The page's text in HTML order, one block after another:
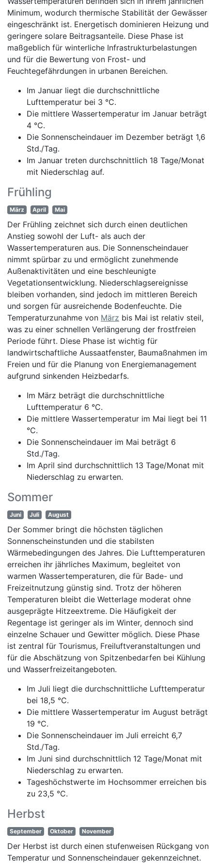
Minimum, wodurch thermische Stabilität der Gewässer
eingeschränkt ist. Energetisch dominieren Heizung und
geringere solare Beitragsanteile. Diese Phase ist
maßgeblich für winterliche Infrastrukturbelastungen
und für die Bewertung von Frost- und
Feuchtegefährdungen in urbanen Bereichen.
Im Januar liegt die durchschnittliche
Lufttemperatur bei 3 °C.
Die mittlere Wassertemperatur im Januar beträgt
4 °C.
Die Sonnenscheindauer im Dezember beträgt 1,6
Std./Tag.
Im Januar treten durchschnittlich 18 Tage/Monat
mit Niederschlag auf.
Frühling
März April Mai
Der Frühling zeichnet sich durch einen deutlichen
Anstieg sowohl der Luft- als auch der
Wassertemperaturen aus. Die Sonnenscheindauer
nimmt spürbar zu und ermöglicht zunehmende
Außenaktivitäten und eine beschleunigte
Vegetationsentwicklung. Niederschlagsereignisse
bleiben vorhanden, sind jedoch im mittleren Bereich
und sorgen für ausreichende Bodenfeuchte. Die
Temperaturzunahme von März bis Mai ist relativ steil,
was zu einer schnellen Verlängerung der frostfreien
Periode führt. Diese Phase ist wichtig für
landwirtschaftliche Aussaatfenster, Baumaßnahmen im
Freien und für die Planung von Energiemanagement
aufgrund sinkenden Heizbedarfs.
Im März beträgt die durchschnittliche
Lufttemperatur 6 °C.
Die mittlere Wassertemperatur im Mai liegt bei 11
°C.
Die Sonnenscheindauer im Mai beträgt 6
Std./Tag.
Im April sind durchschnittlich 13 Tage/Monat mit
Niederschlag zu erwarten.
Sommer
Juni Juli August
Der Sommer bringt die höchsten täglichen
Sonnenscheinstunden und die stabilsten
Wärmebedingungen des Jahres. Die Lufttemperaturen
erreichen ihr jährliches Maximum, begleitet von
warmen Wassertemperaturen, die für Bade- und
Freizeitnutzung günstig sind. Trotz der höheren
Temperaturen bleibt die Wetterlage moderat ohne
ausgeprägte Hitzeextreme. Die Häufigkeit der
Regentage ist geringer als im Winter, dennoch sind
einzelne Schauer und Gewitter möglich. Diese Phase
ist zentral für Tourismus, Freiluftveranstaltungen und
für die Abschätzung von Spitzenbedarfen bei Kühlung
und Wasserfreizeitangeboten.
Im Juli liegt die durchschnittliche Lufttemperatur
bei 18,5 °C.
Die mittlere Wassertemperatur im August beträgt
19 °C.
Die Sonnenscheindauer im Juli erreicht 6,7
Std./Tag.
Im Juni sind durchschnittlich 12 Tage/Monat mit
Niederschlag zu erwarten.
Tageshöchstwerte im Hochsommer erreichen bis
zu 23,5 °C.
Herbst
September Oktober November
Der Herbst ist durch einen stufenweisen Rückgang von
Temperatur und Sonnenscheindauer gekennzeichnet.